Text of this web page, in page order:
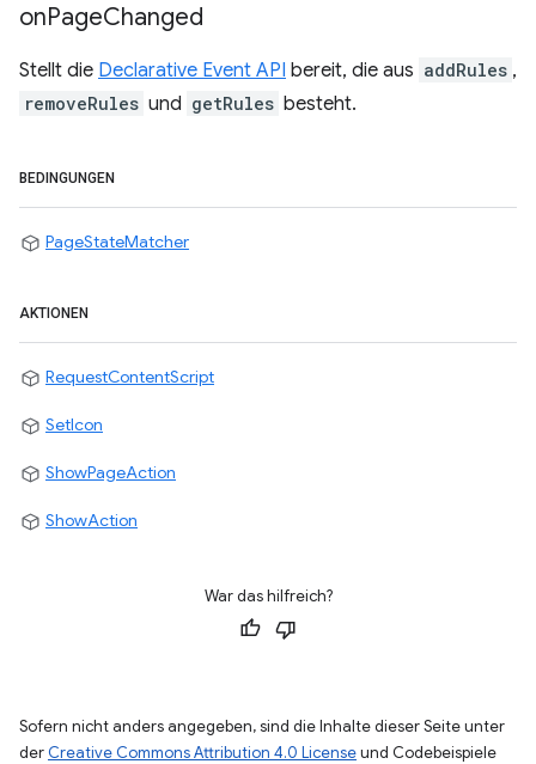
onPageChanged
Stellt die Declarative Event API bereit, die aus addRules ,
removeRules und getRules besteht.
BEDINGUNGEN
PageStateMatcher
AKTIONEN
RequestContentScript
SetIcon
ShowPageAction
ShowAction
War das hilfreich?
Sofern nicht anders angegeben, sind die Inhalte dieser Seite unter
der Creative Commons Attribution 4.0 Licenseund Codebeispiele